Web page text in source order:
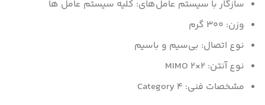
سازگار با سیستم‌ عامل‌های: کلیه سیستم عامل ها
وزن: 300 گرم
نوع اتصال: بی‌سیم و باسیم
نوع آنتن: MIMO 2×2
مشخصات فنی: Category 4